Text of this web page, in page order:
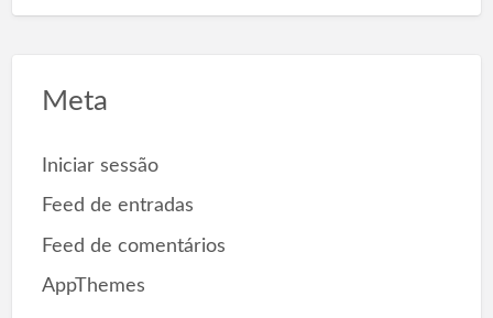
Meta
Iniciar sessão
Feed de entradas
Feed de comentários
AppThemes